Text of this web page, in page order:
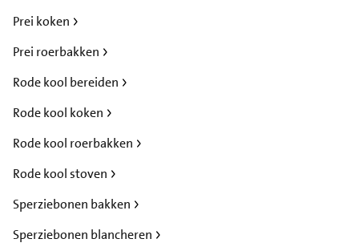
Prei koken
Prei roerbakken
Rode kool bereiden
Rode kool koken
Rode kool roerbakken
Rode kool stoven
Sperziebonen bakken
Sperziebonen blancheren